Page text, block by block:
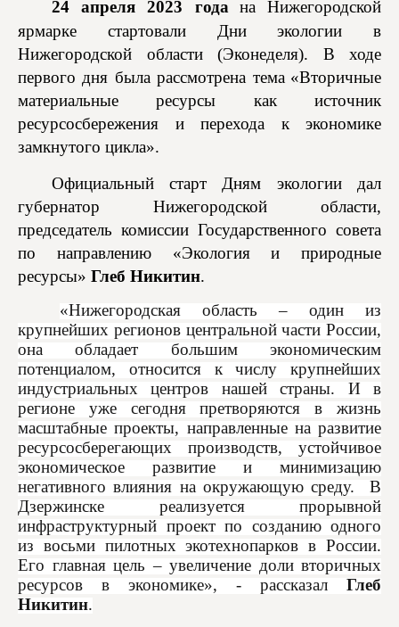
24апреля 2023 года
на Нижегородской
ярмарке стартовали Дни экологии в
Нижегородской области (Эконеделя). В ходе
первого дня была рассмотрена тема «Вторичные
материальные ресурсы как источник
ресурсосбережения и перехода к экономике
замкнутого цикла».
Официальный старт Дням экологии
дал
губернатор Нижегородской области,
председатель комиссии Государственного совета
по направлению «Экология и природные
ресурсы» Глеб Никитин.
«Нижегородская область – один из
крупнейших регионов центральной части России,
она обладает большим экономическим
потенциалом, относится к числу крупнейших
индустриальных центров нашей страны. И в
регионе уже сегодня претворяются в жизнь
масштабные проекты, направленные на развитие
ресурсосберегающих производств, устойчивое
экономическое развитие и минимизацию
негативного влияния на окружающую среду. В
Дзержинске реализуется прорывной
инфраструктурный проект по созданию одного
из восьми пилотных экотехнопарков в России.
Его главная цель – увеличение доли вторичных
ресурсов в экономике», - рассказал Глеб
Никитин.